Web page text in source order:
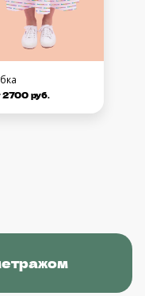
2700 руб.